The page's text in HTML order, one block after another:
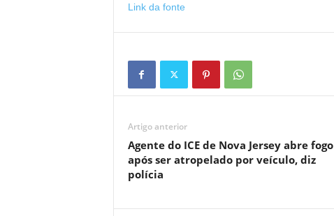
Link da fonte
Artigo anterior
Agente do ICE de Nova Jersey abre fogo
após ser atropelado por veículo, diz
polícia